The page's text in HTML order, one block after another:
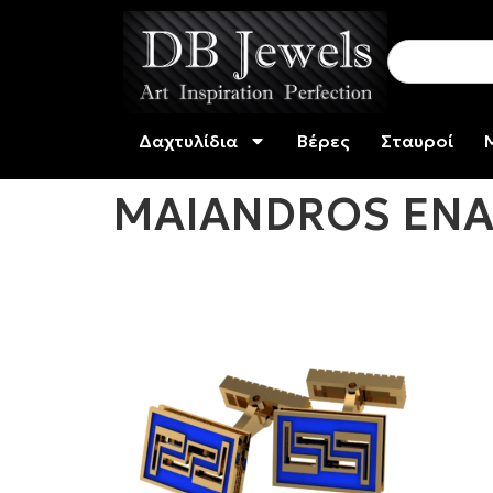
Δαχτυλίδια Βέρες Σταυροί
MAIANDROS